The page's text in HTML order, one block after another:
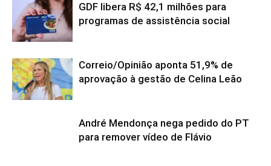
GDF libera R$ 42,1 milhões para
programas de assistência social
Correio/Opinião aponta 51,9% de
aprovação à gestão de Celina Leão
André Mendonça nega pedido do PT
para remover vídeo de Flávio